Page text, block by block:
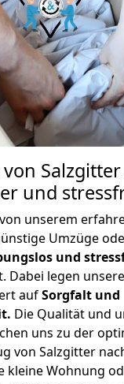
und
unserem
Umzüge
und
Dabei legen
aufSorgfalt und
Die Qualität und
uns zu der
von Salzgitter
kleine Wohnung